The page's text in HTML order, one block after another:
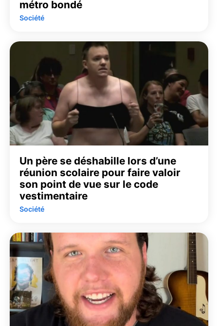
métro bondé
Société
Un père se déshabille lors d’une
réunion scolaire pour faire valoir
son point de vue sur le code
vestimentaire
Société